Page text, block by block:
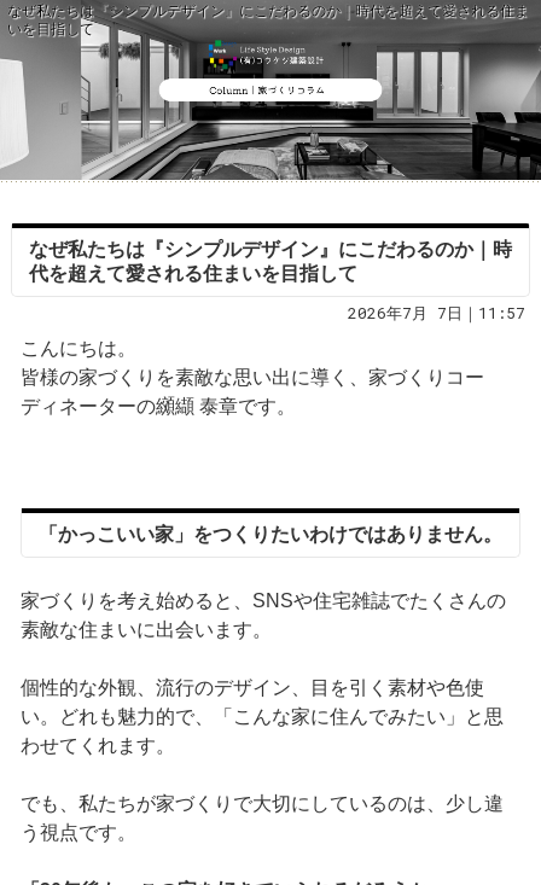
なぜ私たちは『シンプルデザイン』にこだわるのか｜時代を超えて愛される住ま
いを目指して
なぜ私たちは『シンプルデザイン』にこだわるのか｜時
代を超えて愛される住まいを目指して
2026年7月 7日｜11:57
こんにちは。
皆様の家づくりを素敵な思い出に導く、家づくりコー
ディネーターの纐纈 泰章です。
「かっこいい家」をつくりたいわけではありません。
家づくりを考え始めると、SNSや住宅雑誌でたくさんの
素敵な住まいに出会います。
個性的な外観、流行のデザイン、目を引く素材や色使
い。どれも魅力的で、「こんな家に住んでみたい」と思
わせてくれます。
でも、私たちが家づくりで大切にしているのは、少し違
う視点です。